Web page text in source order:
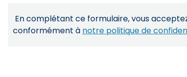
En complétant ce formulaire, vous
conformément à notre politique de